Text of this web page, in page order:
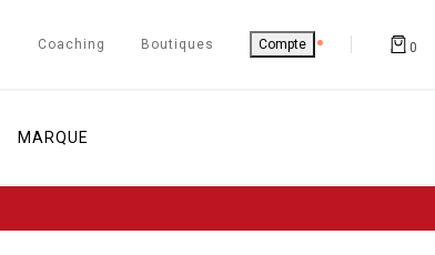
Coaching Boutiques Compte 0
MARQUE